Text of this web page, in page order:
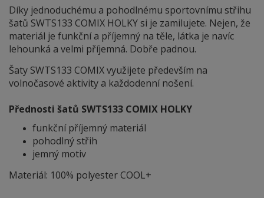
Díky jednoduchému a pohodlnému sportovnímu střihu
šatů SWTS133 COMIX HOLKY si je zamilujete. Nejen, že
materiál je funkční a příjemný na těle, látka je navíc
lehounká a velmi příjemná. Dobře padnou.
Šaty SWTS133 COMIX využijete především na
volnočasové aktivity a každodenní nošení.
Přednosti šatů SWTS133 COMIX HOLKY
funkční příjemný materiál
pohodlný střih
jemný motiv
Materiál: 100% polyester COOL+